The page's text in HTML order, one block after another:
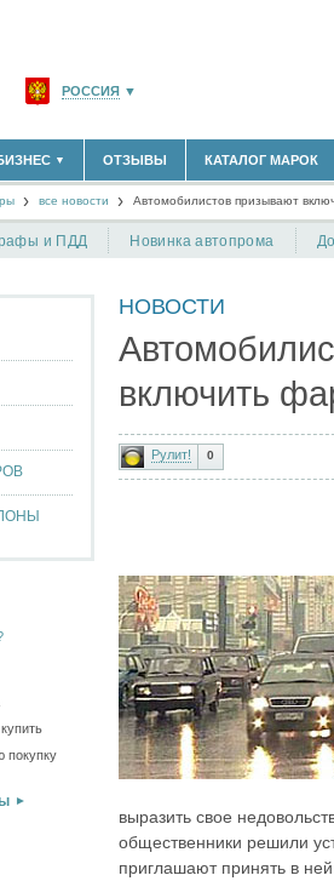
РОССИЯ ▼
САНКТ-ПЕТЕРБУРГ И ОБЛАСТЬ(14298)
КРАСНОДАРСКИЙ КРАЙ(5619)
КРЫМ РЕСПУБЛИКА(412)
▼
ДИЛЕРЫ(1347)
(278)
КОМПАНИЮ
ОТЗЫВЫ КАТАЛОГ МАРОК
все новости Автомобилистов призывают
и ПДД Новинка автопрома
покупку
НОВОСТИ
включить
Рулит! 0
выразить свое
общественники решили
приглашают принять в